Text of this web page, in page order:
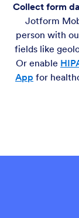
Collect form
Jotform
person with
fields like
Or enable
App for